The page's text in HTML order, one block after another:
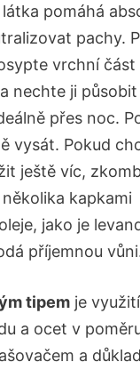
pomáhá
pachy.
vrchní
nechte ji
přes noc.
vysát. Pokud
ještě víc,
kapkami
jako je
příjemnou
tipem je
a ocet v
a